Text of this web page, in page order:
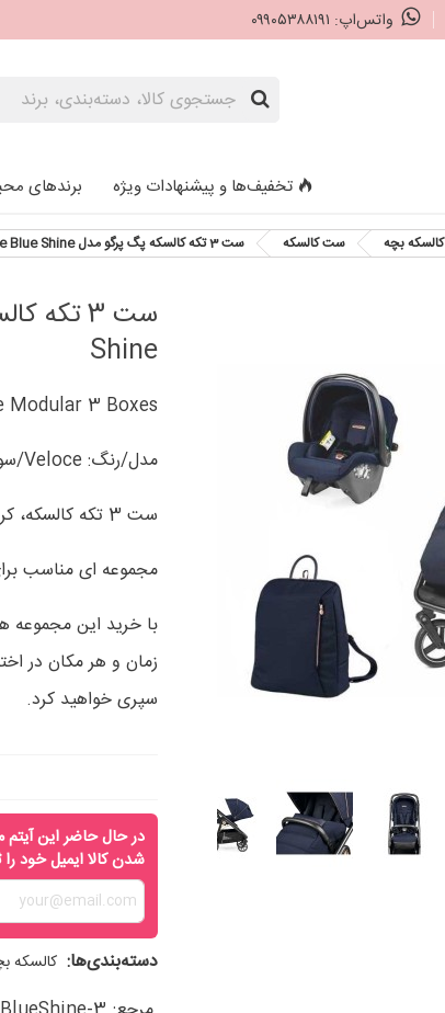
واتس‌اپ: ۰۹۹۰۵۳۸۸۱۹۱
تخفیف‌ها و پیشنهادات ویژه برندهای
کالسکه بچه ست کالسکه ست 3 تکه کالسکه پگ پرگو مدل Veloce Blue Shine
Shine
Modular 3 Boxes
مدل/رنگ: Veloce/سورمه‌ای
ست 3 تکه کالسکه، کریر و ساک لوازم
مجموعه ای مناسب
با خرید این مجموعه
زمان و هر مکان در
سپری خواهید کرد.
در حال حاضر این
شدن کالا ایمیل خود
دسته‌بندی‌ها: کالسکه